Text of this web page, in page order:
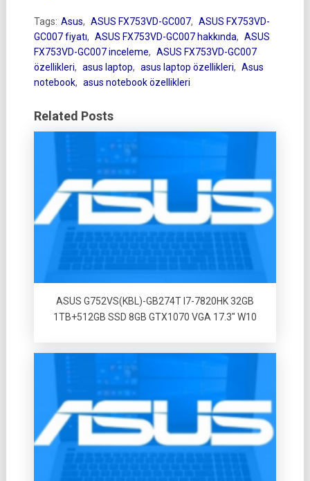
Tags: Asus, ASUS FX753VD-GC007, ASUS FX753VD-
GC007 fiyatı, ASUS FX753VD-GC007 hakkında, ASUS
FX753VD-GC007 inceleme, ASUS FX753VD-GC007
özellikleri, asus laptop, asus laptop özellikleri, Asus
notebook, asus notebook özellikleri
Related Posts
ASUS G752VS(KBL)-GB274T I7-7820HK 32GB
1TB+512GB SSD 8GB GTX1070 VGA 17.3″ W10